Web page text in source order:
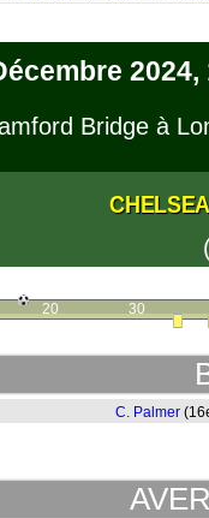
Bridge à
CHELSEA
20 30
C. Palmer